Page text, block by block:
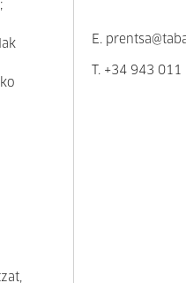
E.
T. +34 943 011